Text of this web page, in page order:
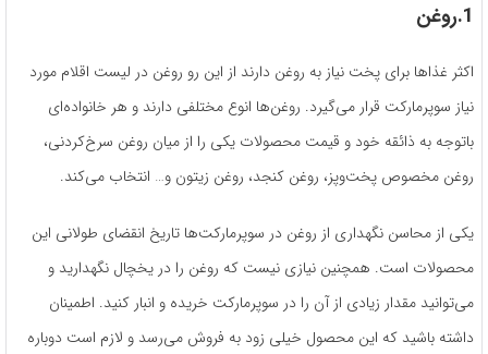
1.روغن
اکثر غذاها برای پخت نیاز به روغن دارند از این رو روغن در لیست اقلام مورد
نیاز سوپرمارکت قرار می‌گیرد. روغن‌ها انوع مختلفی دارند و هر خانواده‌ای
باتوجه به ذائقه خود و قیمت محصولات یکی را از میان روغن سرخ‌کردنی،
روغن مخصوص پخت‌و‌پز، روغن کنجد، روغن زیتون و… انتخاب می‌کند.
یکی از محاسن نگهداری از روغن در سوپرمارکت‌ها تاریخ انقضای طولانی این
محصولات است. همچنین نیازی نیست که روغن را در یخچال نگهدارید و
می‌توانید مقدار زیادی از آن را در سوپرمارکت خریده و انبار کنید. اطمینان
داشته باشید که این محصول خیلی زود به فروش می‌رسد و لازم است دوباره